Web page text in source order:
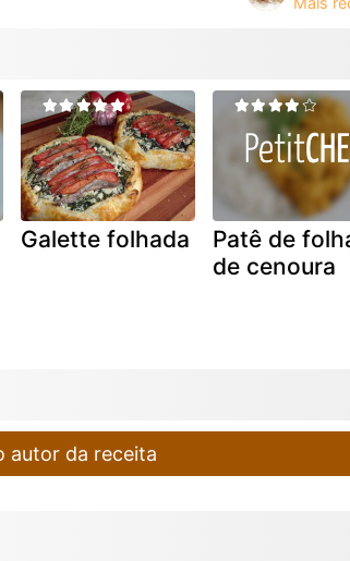
Galette folhada
Patê de
de cenoura
autor da receita